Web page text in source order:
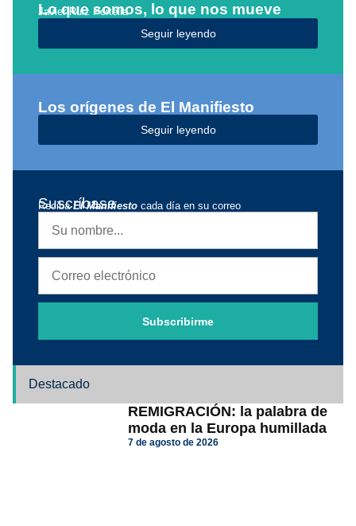
Lo que somos, lo que nos mueve
Javier Ruiz Portella
Seguir leyendo
Los orígenes de El Manifiesto
Seguir leyendo
Suscríbase
RecibaEl Manifiesto cada día en su correo
Subscribirme
Destacado
REMIGRACIÓN: la palabra de
moda en la Europa humillada
7 de agosto de 2026